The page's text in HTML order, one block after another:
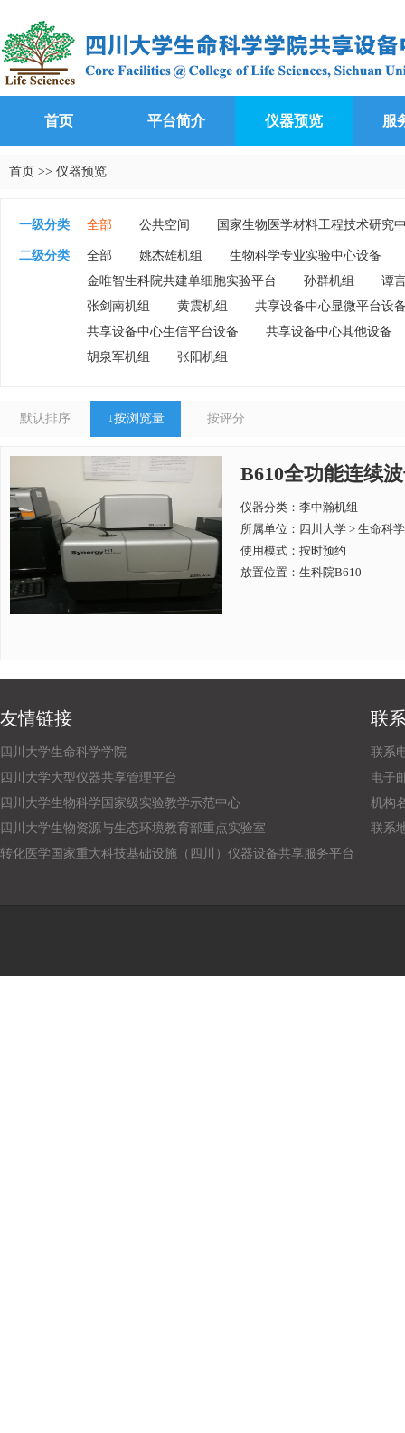
首页 平台简介 仪器预览 服
首页 >> 仪器预览
一级分类 全部 公共空间
国家生物医学材料工程技术研究
生物基础实验教学中心
生长代谢衰老研究中心
二级分类 全部 姚杰雄机组
生物科学专业实验中心设备
金唯智生科院共建单细胞实验平台
孙群机组
谭
张剑南机组
黄震机组
共享设备中心显微平台设
共享设备中心生信平台设备
共享设备中心其他设备
胡泉军机组
张阳机组
默认排序 ↓按浏览量 按评分
B610全功能连续
仪器分类：李中瀚机组
所属单位： 四川大学 > 生命科
使用模式：按时预约
放置位置：生科院B610
友情链接
四川大学生命科学学院
四川大学大型仪器共享管理平台
四川大学生物科学国家级实验教学示范中心
四川大学生物资源与生态环境教育部重点实验室
转化医学国家重大科技基础设施（四川）仪器设备共享服务平台
联
联系
电子
机构
联系